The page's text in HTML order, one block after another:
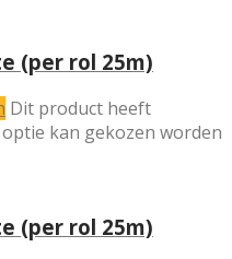
(per rol 25m)
Dit product heeft
kan gekozen worden
(per rol 25m)